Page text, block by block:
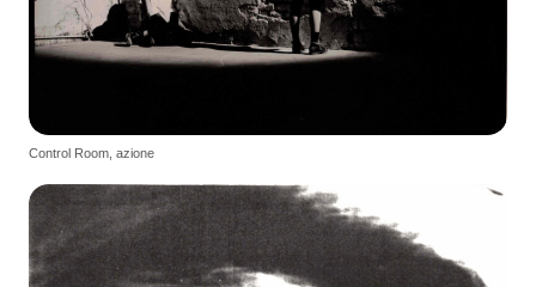
Control Room, azione